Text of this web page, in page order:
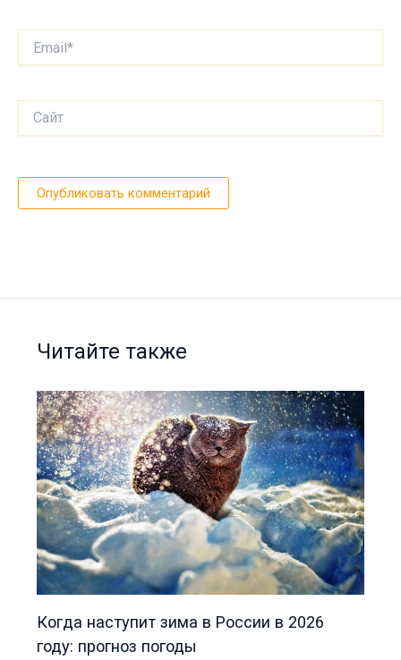
Читайте также
Когда наступит зима в России в 2026
году: прогноз погоды